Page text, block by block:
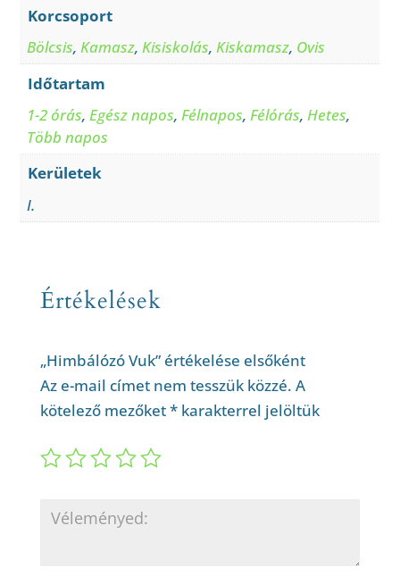
Korcsoport
Bölcsis,Kamasz,Kisiskolás,Kiskamasz, Ovis
Időtartam
1-2 órás,Egész napos,Félnapos,Félórás,Hetes,
Több napos
Kerületek
I.
Értékelések
„Himbálózó Vuk” értékelése elsőként
Az e-mail címet nem tesszük közzé. A
kötelező mezőket*karakterrel jelöltük